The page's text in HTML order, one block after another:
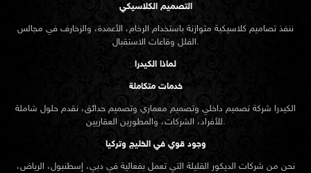
التصميم الكلاسيكي
ننفذ تصاميم كلاسيكية متوازنة باستخدام الرخام، الأعمدة، والزخارف في مجالس
الفلل وقاعات الاستقبال.
لماذا الكيدرا
خدمات متكاملة
الكيدرا شركة تصميم داخلي وتصميم معماري وتصميم حدائق، نقدم حلول شاملة
للأفراد، الشركات، والمطورين العقاريين.
وجود قوي في الخليج وتركيا
نحن من شركات الديكور القليلة التي تعمل بفعالية في دبي، إسطنبول، الرياض،